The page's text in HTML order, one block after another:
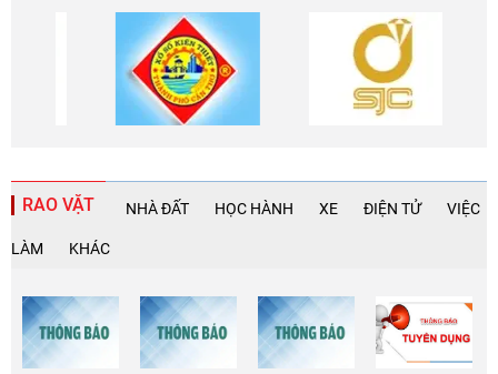
RAO VẶT NHÀ ĐẤT HỌC HÀNH XE ĐIỆN TỬ VIỆC
LÀM KHÁC